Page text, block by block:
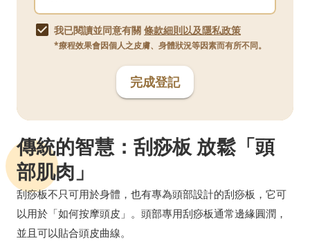
我已閱讀並同意有關 條款細則以及隱私政策
*療程效果會因個人之皮膚、身體狀況等因素而有所不同。
完成登記
傳統的智慧：刮痧板 放鬆「頭
部肌肉」
刮痧板不只可用於身體，也有專為頭部設計的刮痧板，它可
以用於「如何按摩頭皮」。頭部專用刮痧板通常邊緣圓潤，
並且可以貼合頭皮曲線。